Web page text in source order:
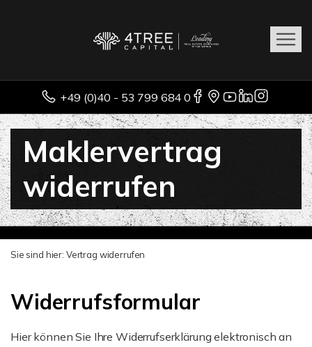
+49 (0)40 - 53 799 684 0
Maklervertrag
widerrufen
Sie sind hier: Vertrag widerrufen
Widerrufsformular
Hier können Sie Ihre Widerrufserklärung elektronisch an